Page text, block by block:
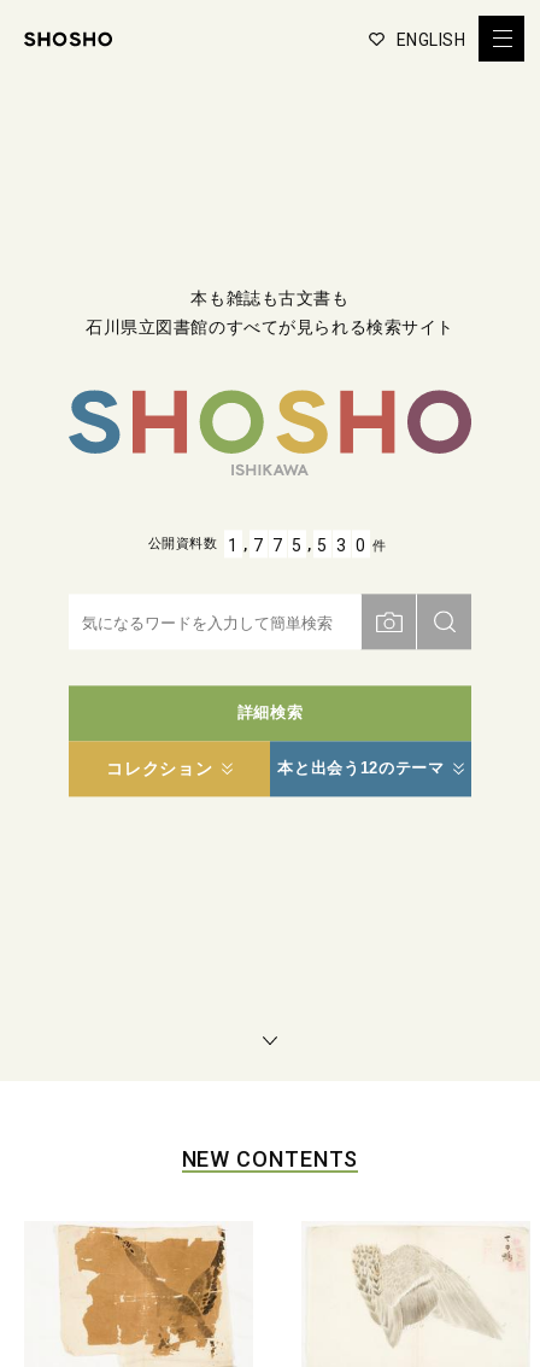
ENGLISH
本も雑誌も古文書も
石川県立図書館のすべてが見られる検索サイト
詳細検索
コレクション 本と出会う12のテーマ
公開資料数 1 , 7 7 5 , 5 3 0 件
NEW CONTENTS